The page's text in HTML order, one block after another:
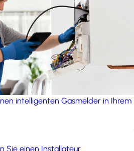
intelligenten Gasmelder in Ihrem
Sie einen Installateur